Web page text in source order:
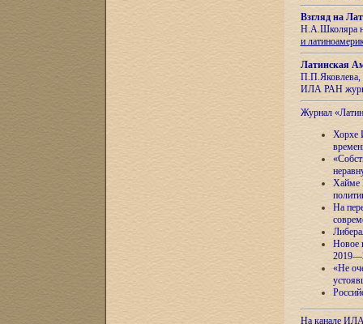
Взгляд на
Н.А.Школяра
и
Латинская
П.П.Яковлева,
ИЛА РАН
Журнал
Хорхе
Хайме
На
Новое
«Не
На канале ИЛА